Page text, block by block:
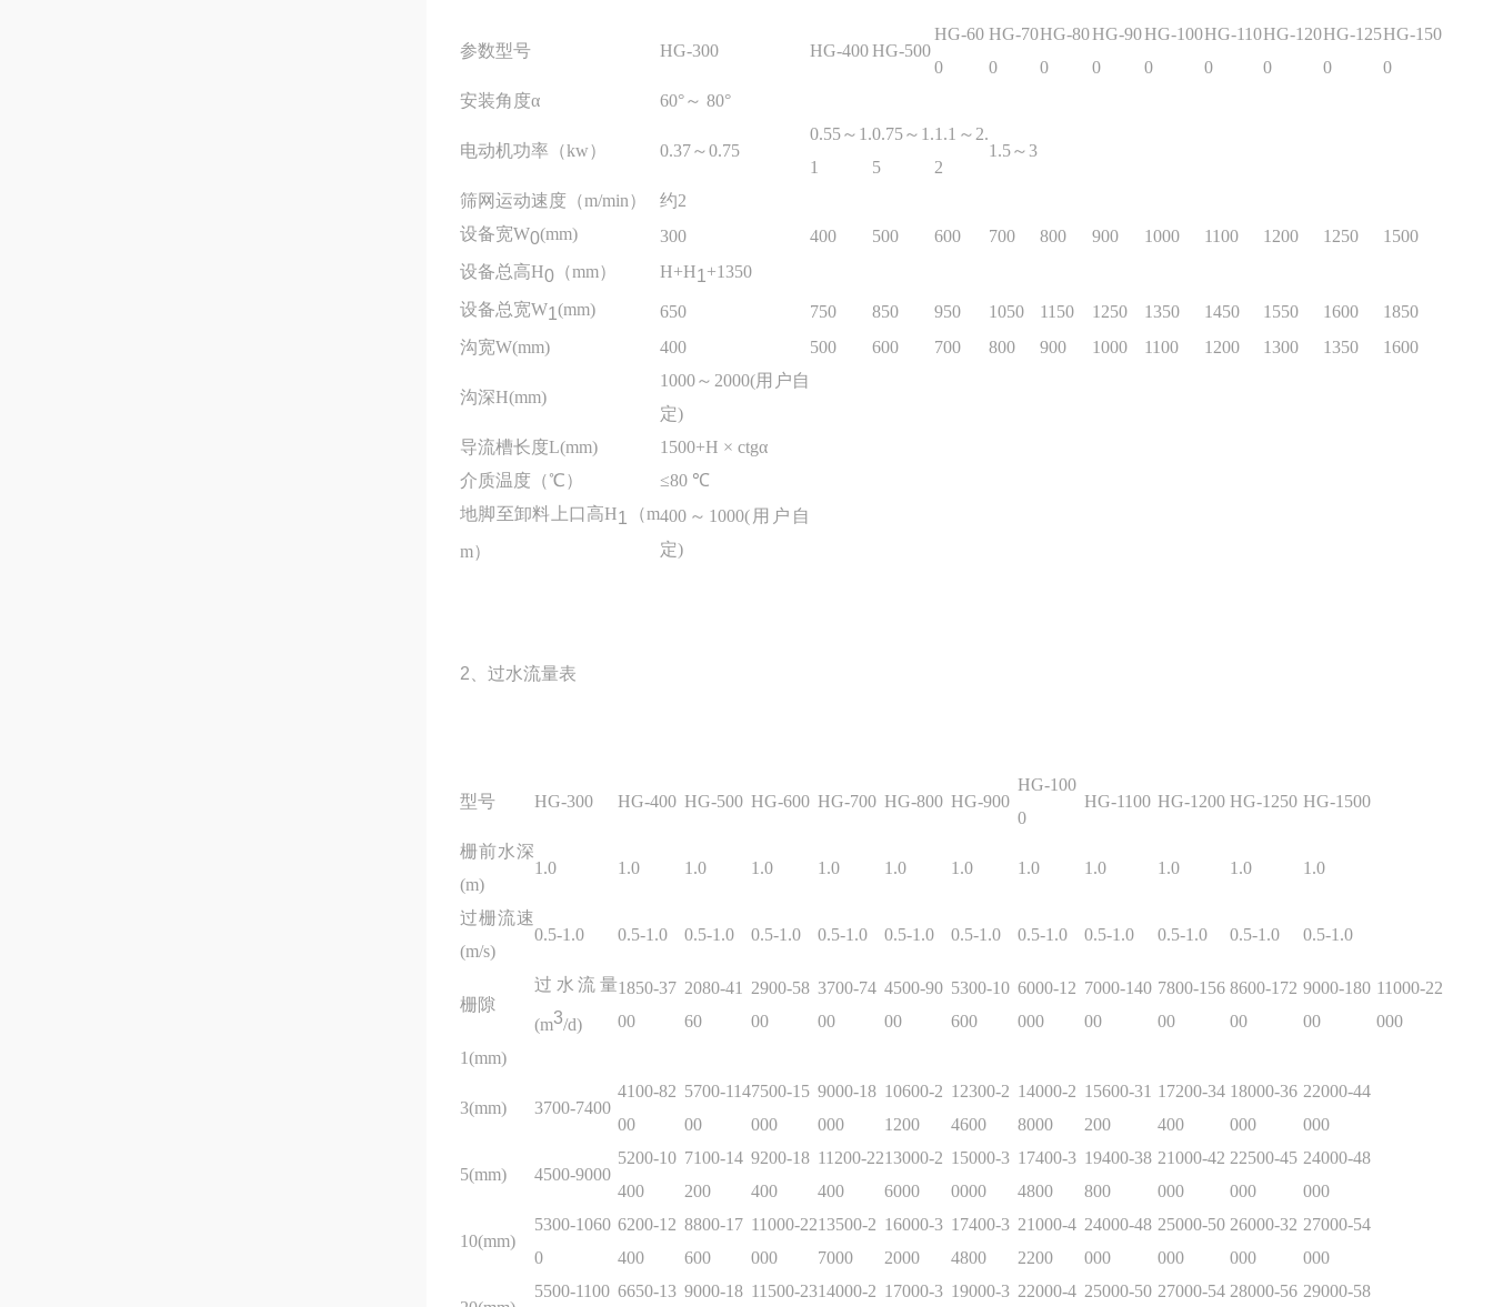
参数型号 HG-300 HG-400HG-500
HG-60
0
HG-70
0
HG-80
0
HG-90
0
HG-100
0
HG-110
0
HG-120
0
HG-125
0
HG-150
0
安装角度α
60°～ 80°
电动机功率（kw） 0.37～0.75
0.55～1.
1
0.75～1.
5
1.1～2.
2
1.5～3
筛网运动速度（m/min）
约2
设备宽W0(mm) 300 400 500 600 700 800 900 1000 1100 1200 1250
1500
设备总高H0 （mm） H+H1 +1350
设备总宽W1 (mm) 650 750 850 950 1050 1150 1250 1350 1450 1550 1600
1850
沟宽W(mm)
400 500 600 700 800 900 1000 1100 1200 1300 1350 1600
沟深H(mm)
1000～2000(用户自
定)
导流槽长度L(mm)
1500+H × ctgα
介质温度（℃）
≤80 ℃
地脚至卸料上口高H1 （m
m）
400～1000(用户自
定)
2、过水流量表
型号 HG-300 HG-400 HG-500 HG-600 HG-700 HG-800 HG-900
HG-100
0
HG-1100 HG-1200 HG-1250 HG-1500
栅前水深
(m)
1.0 1.0 1.0 1.0 1.0 1.0 1.0 1.0 1.0 1.0 1.0 1.0
过栅流速
(m/s)
0.5-1.0 0.5-1.0 0.5-1.0 0.5-1.0 0.5-1.0 0.5-1.0 0.5-1.0 0.5-1.0 0.5-1.0 0.5-1.0 0.5-1.0 0.5-1.0
栅隙
过水流量
(m3/d)
1850-37
00
2080-41
60
2900-58
00
3700-74
00
4500-90
00
5300-10
600
6000-12
000
7000-140
00
7800-156
00
8600-172
00
9000-180
00
11000-22
000
1(mm)
3(mm) 3700-7400
4100-82
00
5700-114
00
7500-15
000
9000-18
000
10600-2
1200
12300-2
4600
14000-2
8000
15600-31
200
17200-34
400
18000-36
000
22000-44
000
5(mm) 4500-9000
5200-10
400
7100-14
200
9200-18
400
11200-22
400
13000-2
6000
15000-3
0000
17400-3
4800
19400-38
800
21000-42
000
22500-45
000
24000-48
000
10(mm)
5300-1060
0
6200-12
400
8800-17
600
11000-22
000
13500-2
7000
16000-3
2000
17400-3
4800
21000-4
2200
24000-48
000
25000-50
000
26000-32
000
27000-54
000
5500-1100 6650-13 9000-18 11500-2314000-2 17000-3 19000-3 22000-4 25000-50 27000-54 28000-56 29000-58